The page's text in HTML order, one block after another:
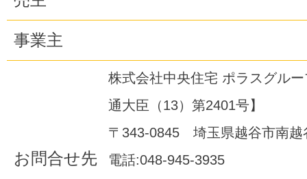
事業主
お問合せ先
株式会社中央住宅 ポラスグル
通大臣（13）第2401号】
〒343-0845 埼玉県越谷市南越
電話:048-945-3935